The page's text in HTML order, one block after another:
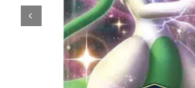
Rip & Ship
Greidauspalvelu